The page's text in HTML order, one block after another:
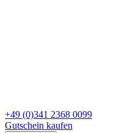
+49 (0)341 2368 0099
Gutschein kaufen